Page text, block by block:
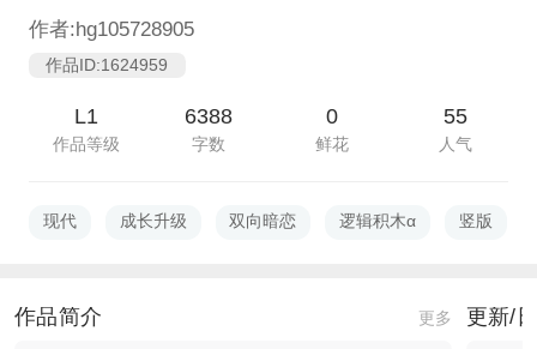
作者:hg105728905
作品ID:1624959
L1
作品等级
6388
字数
0
鲜花
55
人气
现代 成长升级 双向暗恋 逻辑积木α 竖版
作品简介 更多 更新/